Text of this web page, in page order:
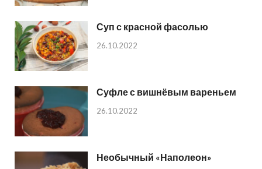
Суп с красной фасолью
26.10.2022
Суфле с вишнёвым вареньем
26.10.2022
Необычный «Наполеон»